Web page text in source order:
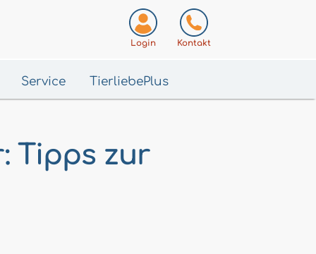
Login Kontakt
Service TierliebePlus
Tipps zur